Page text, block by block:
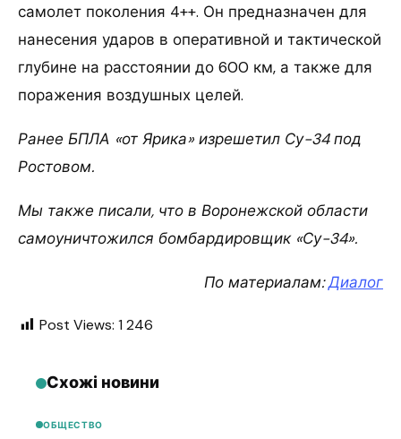
самолет поколения 4++. Он предназначен для
нанесения ударов в оперативной и тактической
глубине на расстоянии до 600 км, а также для
поражения воздушных целей.
Ранее БПЛА «от Ярика» изрешетил Су-34 под
Ростовом.
Мы также писали, что в Воронежской области
самоуничтожился бомбардировщик «Су-34».
По материалам:Диалог
Post Views: 1 246
Схожі новини
ОБЩЕСТВО